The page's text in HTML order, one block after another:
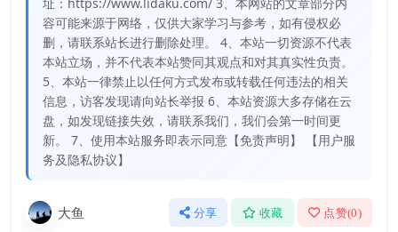
容可能来源于网络，仅供大家学习与参考，如有侵权必
删，请联系站长进行删除处理。 4、本站一切资源不代表
本站立场，并不代表本站赞同其观点和对其真实性负责。
5、本站一律禁止以任何方式发布或转载任何违法的相关
信息，访客发现请向站长举报 6、本站资源大多存储在云
盘，如发现链接失效，请联系我们，我们会第一时间更
新。 7、使用本站服务即表示同意【免责声明】 【用户服
务及隐私协议】
大鱼 分享 收藏 点赞(0)